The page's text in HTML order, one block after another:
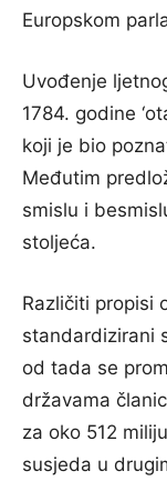
Europskom
Uvođenje
1784. godine
koji je bio
Međutim
smislu i
stoljeća.
Različiti propisi
standardizirani
od tada se
državama
za oko 512
susjeda u